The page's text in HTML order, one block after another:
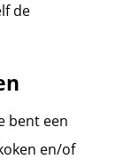
de
bent een
en/of